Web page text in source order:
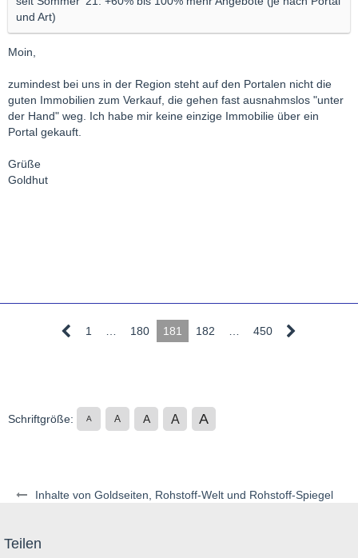
Inhalte von Goldseiten, Rohstoff-Welt und Rohstoff-Spiegel
und Art)
Moin,
zumindest bei uns in der Region steht auf den Portalen nicht die
guten Immobilien zum Verkauf, die gehen fast ausnahmslos "unter
der Hand" weg. Ich habe mir keine einzige Immobilie über ein
Portal gekauft.
Grüße
Goldhut
1 180 181 182 450
Schriftgröße: A A A A A
Teilen